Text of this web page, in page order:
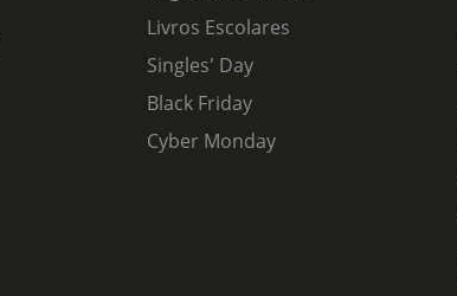
Livros Escolares
Singles' Day
Black Friday
Cyber Monday